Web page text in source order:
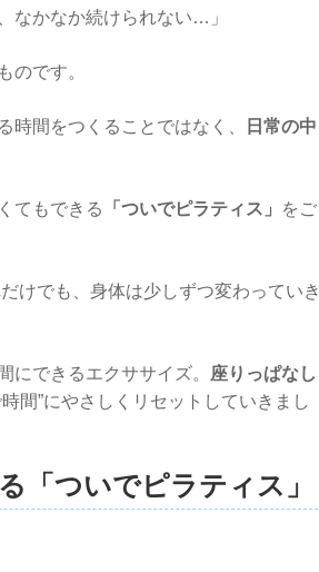
なかなか続けられない…」
のです。
時間をつくることではなく、
日常の中
てもできる 「ついでピラティス」
をご
けでも、身体は少しずつ変わっていき
にできるエクササイズ。 座りっぱなし
時間”にやさしくリセットしていきまし
「ついでピラティス」